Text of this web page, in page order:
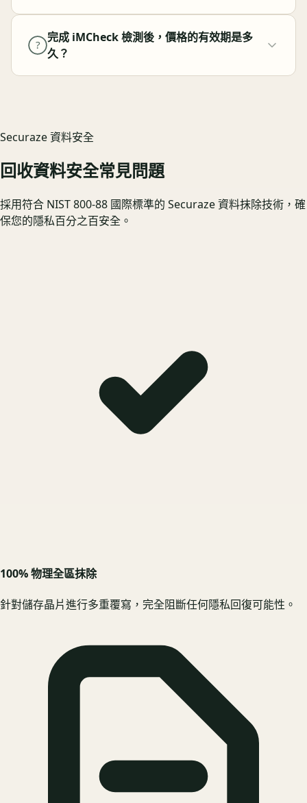
?
完成 iMCheck 檢測後，價格的有效期是多
久？
Securaze 資料安全
回收資料安全常見問題
採用符合 NIST 800-88 國際標準的 Securaze 資料抹除技術，確
保您的隱私百分之百安全。
100% 物理全區抹除
針對儲存晶片進行多重覆寫，完全阻斷任何隱私回復可能性。